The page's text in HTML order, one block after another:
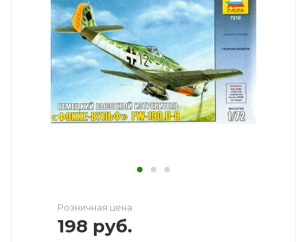
Розничная цена
198 руб.